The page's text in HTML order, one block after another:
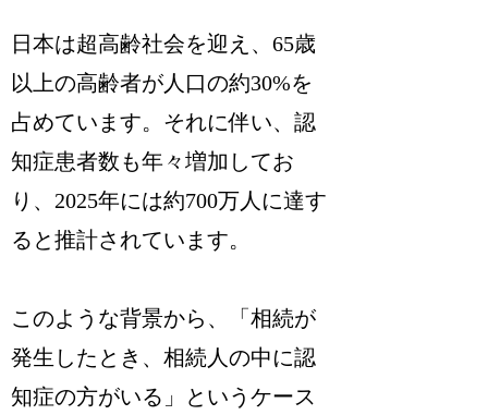
日本は超高齢社会を迎え、65歳
以上の高齢者が人口の約30%を
占めています。それに伴い、認
知症患者数も年々増加してお
り、2025年には約700万人に達す
ると推計されています。
このような背景から、「相続が
発生したとき、相続人の中に認
知症の方がいる」というケース